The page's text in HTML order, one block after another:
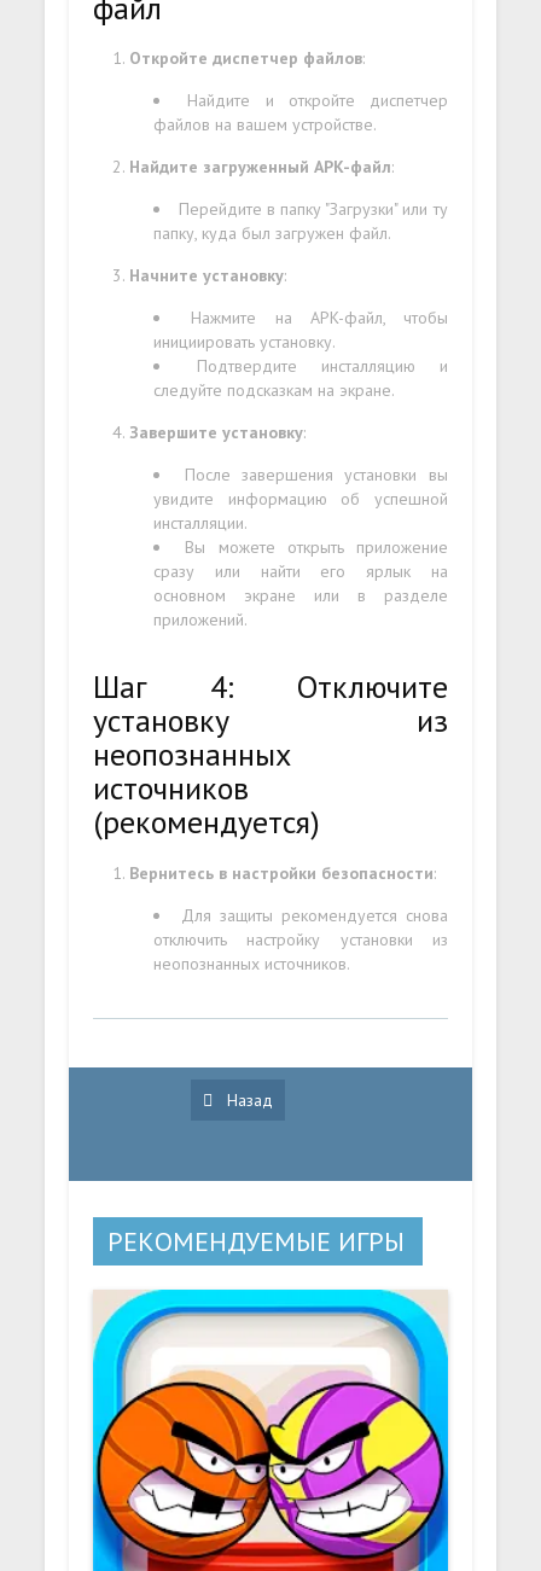
Откройте диспетчер файлов:
Найдите и откройте диспетчер
файлов на вашем устройстве.
Найдите загруженный APK-файл:
Перейдите в папку "Загрузки" или ту
папку, куда был загружен файл.
Начните установку:
Нажмите на APK-файл, чтобы
инициировать установку.
Подтвердите инсталляцию и
следуйте подсказкам на экране.
Завершите установку:
После завершения установки вы
увидите информацию об успешной
инсталляции.
Вы можете открыть приложение
сразу или найти его ярлык на
основном экране или в разделе
приложений.
Шаг 4: Отключите
установку из
неопознанных
источников
(рекомендуется)
Вернитесь в настройки безопасности:
Для защиты рекомендуется снова
отключить настройку установки из
неопознанных источников.
Назад
РЕКОМЕНДУЕМЫЕ ИГРЫ